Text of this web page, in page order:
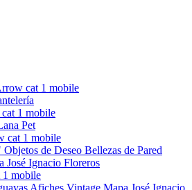
Pet
Objetos de Deseo Bellezas de Pared
José Ignacio Floreros
Afiches Vintage Mapa José Ignacio